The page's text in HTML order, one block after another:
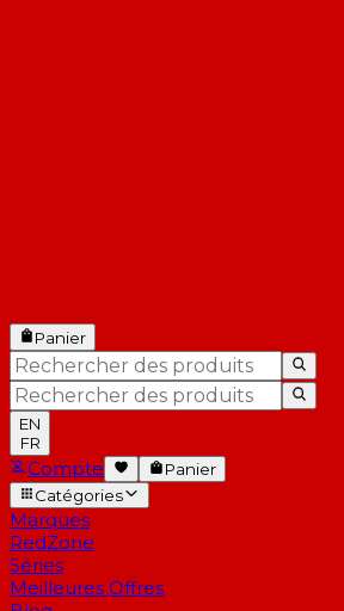
Panier
EN
FR
Compte
Panier
Catégories
Marques
RedZone
Séries
Meilleures Offres